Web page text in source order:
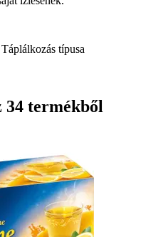
Táplálkozás típusa
34 termékből